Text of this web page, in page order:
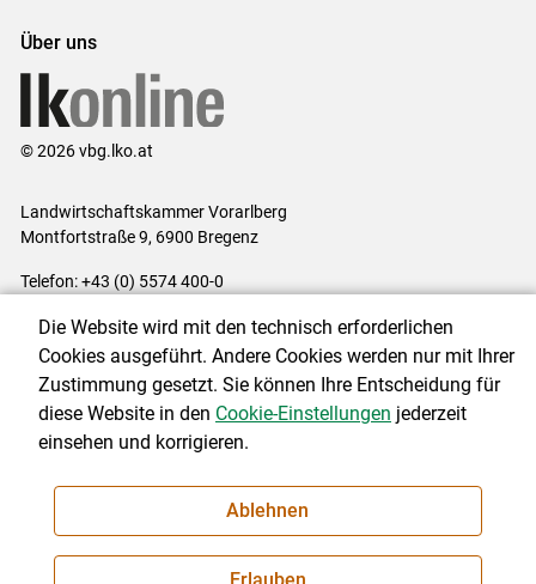
Über uns
© 2026 vbg.lko.at
Landwirtschaftskammer Vorarlberg
Montfortstraße 9, 6900 Bregenz
Telefon: +43 (0) 5574 400-0
Impressum|Kontakt|Datenschutzerklärung|Barrierefreiheit|
Cookie-Einstellungen
NEWSLETTER
Die Website wird mit den technisch erforderlichen
Cookies ausgeführt. Andere Cookies werden nur mit Ihrer
Zustimmung gesetzt. Sie können Ihre Entscheidung für
diese Website in den Cookie-Einstellungen jederzeit
einsehen und korrigieren.
Ablehnen